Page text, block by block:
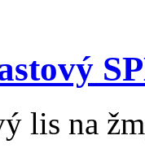
lis na